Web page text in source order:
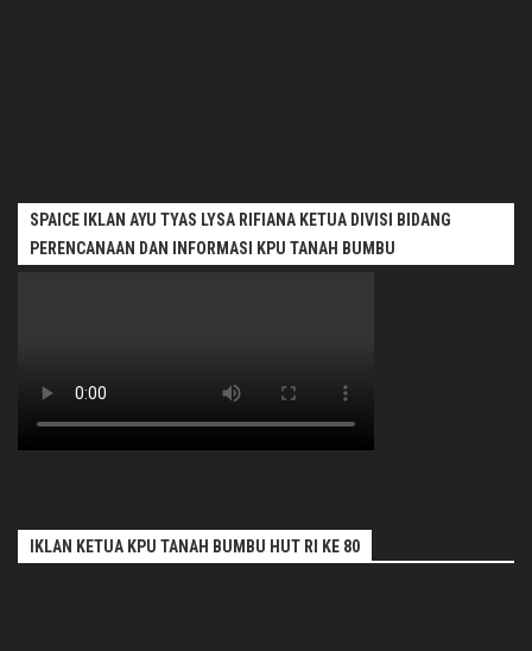
SPAICE IKLAN AYU TYAS LYSA RIFIANA KETUA DIVISI BIDANG
PERENCANAAN DAN INFORMASI KPU TANAH BUMBU
IKLAN KETUA KPU TANAH BUMBU HUT RI KE 80